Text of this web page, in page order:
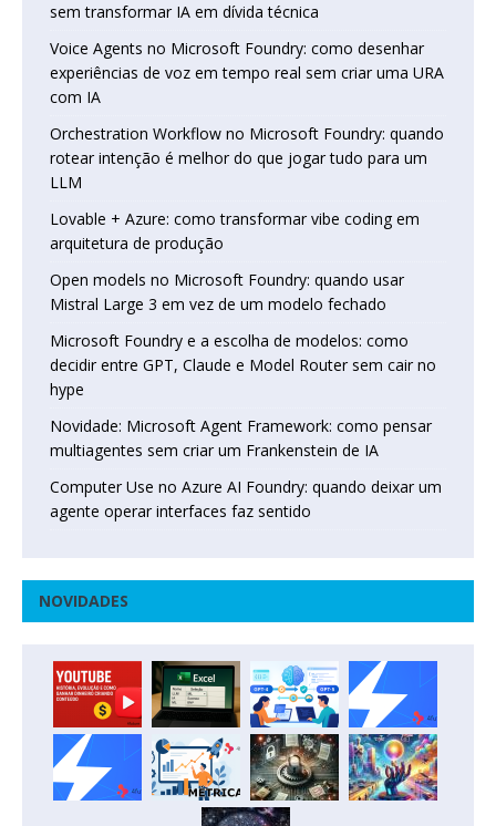
sem transformar IA em dívida técnica
Voice Agents no Microsoft Foundry: como desenhar
experiências de voz em tempo real sem criar uma URA
com IA
Orchestration Workflow no Microsoft Foundry: quando
rotear intenção é melhor do que jogar tudo para um
LLM
Lovable + Azure: como transformar vibe coding em
arquitetura de produção
Open models no Microsoft Foundry: quando usar
Mistral Large 3 em vez de um modelo fechado
Microsoft Foundry e a escolha de modelos: como
decidir entre GPT, Claude e Model Router sem cair no
hype
Novidade: Microsoft Agent Framework: como pensar
multiagentes sem criar um Frankenstein de IA
Computer Use no Azure AI Foundry: quando deixar um
agente operar interfaces faz sentido
NOVIDADES